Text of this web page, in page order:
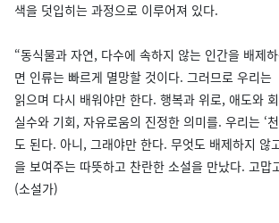
색을 덧입히는 과정으로 이루어져 있다.
“동식물과 자연, 다수에 속하지 않는 인간을 배제
면 인류는 빠르게 멸망할 것이다. 그러므로 우리는
읽으며 다시 배워야만 한다. 행복과 위로, 애도와
실수와 기회, 자유로움의 진정한 의미를. 우리는 ‘
도 된다. 아니, 그래야만 한다. 무엇도 배제하지 않
을 보여주는 따뜻하고 찬란한 소설을 만났다. 고맙
(소설가)